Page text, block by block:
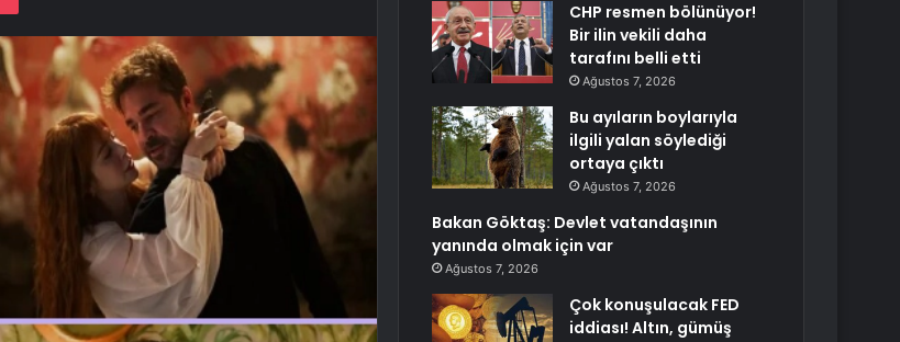
CHP resmen bölünüyor!
Bir ilin vekili daha
tarafını belli etti
Ağustos 7, 2026
Bu ayıların boylarıyla
ilgili yalan söylediği
ortaya çıktı
Ağustos 7, 2026
Bakan Göktaş: Devlet vatandaşının
yanında olmak için var
Ağustos 7, 2026
Çok konuşulacak FED
iddiası! Altın, gümüş